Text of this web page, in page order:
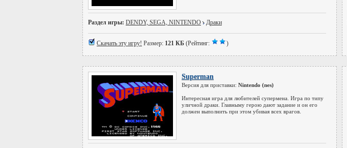
Раздел игры: DENDY, SEGA, NINTENDO Драки
Скачать эту игру! Размер: 121 КБ (Рейтинг: )
Superman
Версия для приставки: Nintendo (nes)
Интересная игра для любителей супермена. Игра по типу
уличной драки. Главныму герою дают задание и он его
должен выполнить при этом убивая всех врагов.